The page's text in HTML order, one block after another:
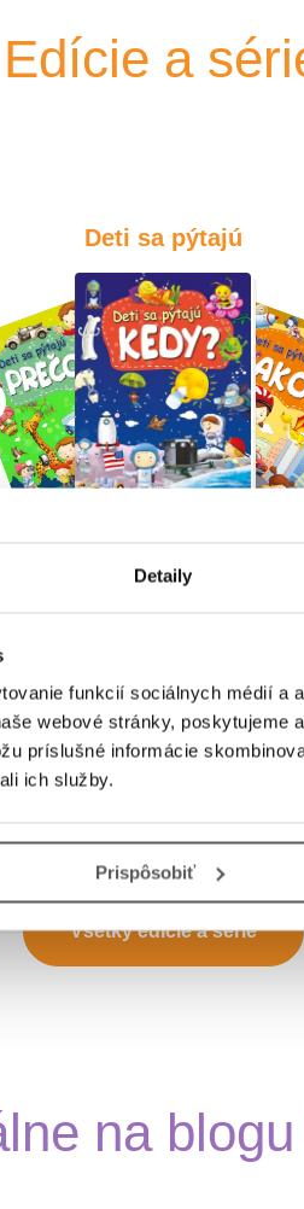
Detaily
funkcií sociálnych médií a
webové stránky, poskytujeme
príslušné informácie
ich služby.
Prispôsobiť
Edície a
Deti sa pýtajú
Všetky edície a série
na